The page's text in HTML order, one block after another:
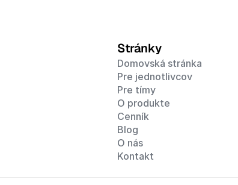
Stránky
Domovská stránka
Pre jednotlivcov
Pre tímy
O produkte
Cenník
Blog
O nás
Kontakt